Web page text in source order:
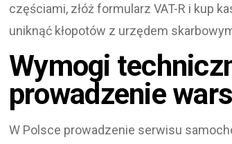
częściami, złóż formularz VAT-R i kup
uniknąć kłopotów z urzędem
Wymogi
prowadzenie
W Polsce prowadzenie serwisu